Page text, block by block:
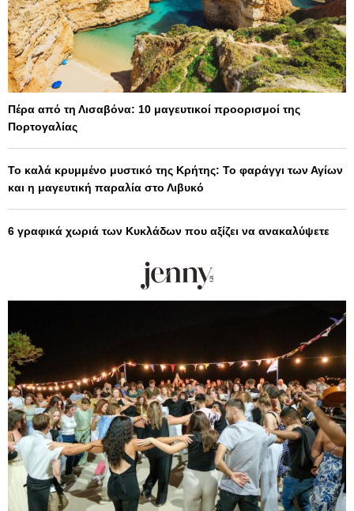
Πέρα από τη Λισαβόνα: 10 μαγευτικοί προορισμοί της
Πορτογαλίας
Το καλά κρυμμένο μυστικό της Κρήτης: Το φαράγγι των Αγίων
και η μαγευτική παραλία στο Λιβυκό
6 γραφικά χωριά των Κυκλάδων που αξίζει να ανακαλύψετε